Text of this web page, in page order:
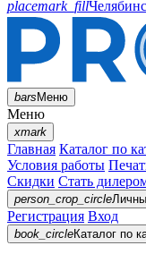
placemark_fill
barsМеню
Меню
xmark
Главная Каталог по
Условия работы
Скидки Стать
person_crop_circle
Регистрация Вход
book_circleКаталог по